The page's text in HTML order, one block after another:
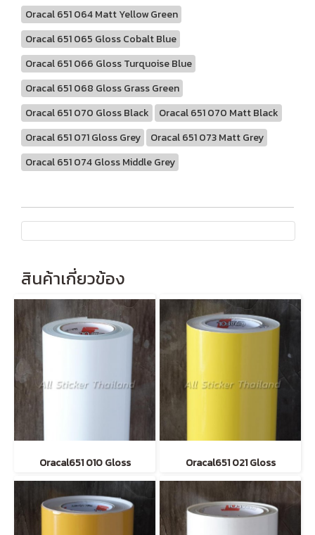
Oracal 651 064 Matt Yellow Green
Oracal 651 065 Gloss Cobalt Blue
Oracal 651 066 Gloss Turquoise Blue
Oracal 651 068 Gloss Grass Green
Oracal 651 070 Gloss Black
Oracal 651 070 Matt Black
Oracal 651 071 Gloss Grey
Oracal 651 073 Matt Grey
Oracal 651 074 Gloss Middle Grey
สินค้าเกี่ยวข้อง
Oracal651 010 Gloss Oracal651 021 Gloss